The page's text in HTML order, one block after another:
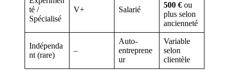
té /
Spécialisé
V+ Salarié
500 € ou
plus selon
ancienneté
Indépenda
nt (rare)
–
Auto-
entreprene
ur
Variable
selon
clientèle